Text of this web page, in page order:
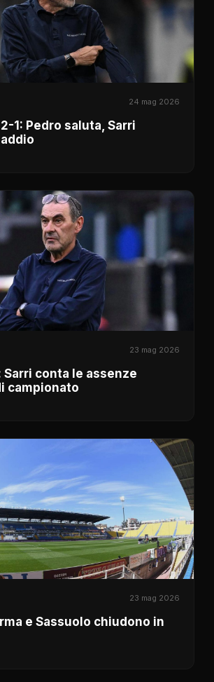
24 mag 2026
1: Pedro saluta, Sarri
23 mag 2026
Sarri conta le assenze
campionato
23 mag 2026
e Sassuolo chiudono in